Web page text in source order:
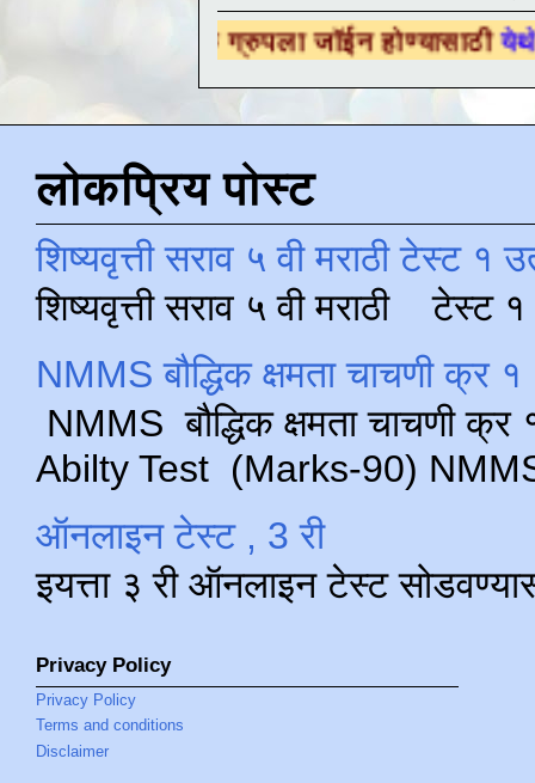
ग्रुपला जॉईन होण्यासाठीयेथे क्लिक करा .
लोकप्रिय पोस्ट
शिष्यवृत्ती सराव ५ वी मराठी टेस्ट १
शिष्यवृत्ती सराव ५ वी मराठी टेस्ट
NMMS बौद्धिक क्षमता चाचणी क्र
NMMS बौद्धिक क्षमता चाचणी
Abilty Test (Marks-90) NMMS
ऑनलाइन टेस्ट , 3 री
इयत्ता ३ री ऑनलाइन टेस्ट
Privacy Policy
Privacy Policy
Terms and conditions
Disclaimer